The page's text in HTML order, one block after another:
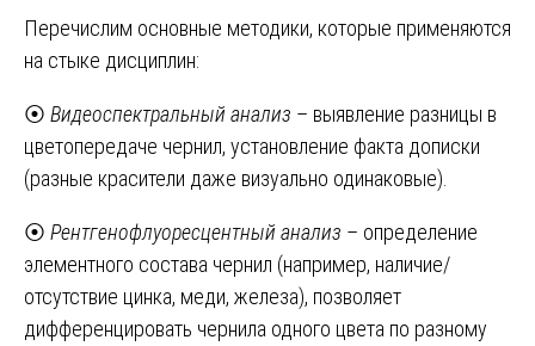
Перечислим основные методики, которые применяются
на стыке дисциплин:
⦿ Видеоспектральный анализ – выявление разницы в
цветопередаче чернил, установление факта дописки
(разные красители даже визуально одинаковые).
⦿ Рентгенофлуоресцентный анализ – определение
элементного состава чернил (например, наличие/
отсутствие цинка, меди, железа), позволяет
дифференцировать чернила одного цвета по разному